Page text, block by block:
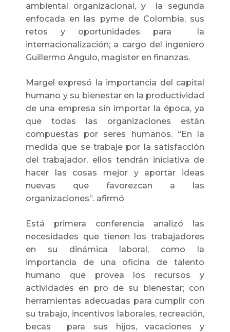
ambiental organizacional, y la segunda
enfocada en las pyme de Colombia, sus
retos y oportunidades para la
internacionalización; a cargo del ingeniero
Guillermo Angulo, magister en finanzas.
Margel expresó la importancia del capital
humano y su bienestar en la productividad
de una empresa sin importar la época, ya
que todas las organizaciones están
compuestas por seres humanos. “En la
medida que se trabaje por la satisfacción
del trabajador, ellos tendrán iniciativa de
hacer las cosas mejor y aportar ideas
nuevas que favorezcan a las
organizaciones”. afirmó
Está primera conferencia analizó las
necesidades que tienen los trabajadores
en su dinámica laboral, como la
importancia de una oficina de talento
humano que provea los recursos y
actividades en pro de su bienestar; con
herramientas adecuadas para cumplir con
su trabajo, incentivos laborales, recreación,
becas para sus hijos, vacaciones y